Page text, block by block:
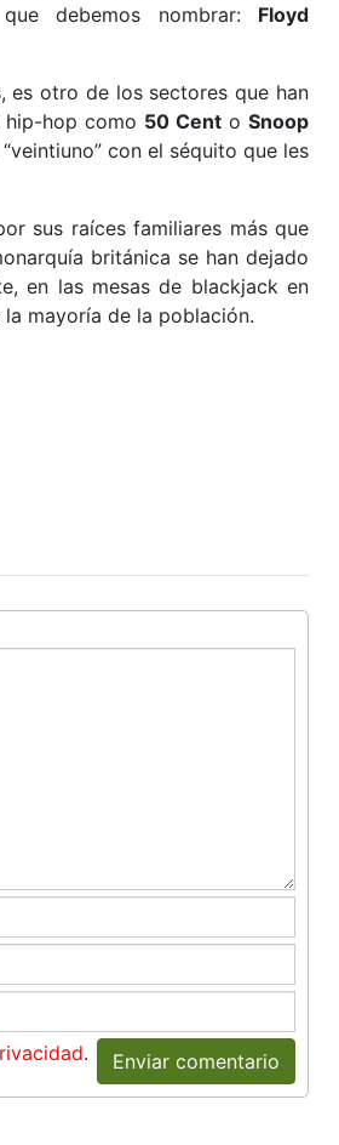
debemos nombrar: Floyd
es otro de los sectores que han
hip-hop como 50 Cent o Snoop
con el séquito que les
sus raíces familiares más que
británica se han dejado
en las mesas de blackjack en
mayoría de la población.
. Enviar comentario